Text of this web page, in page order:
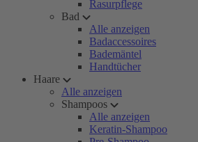
Rasurpflege
Bad
Alle anzeigen
Badaccessoires
Bademäntel
Handtücher
Haare
Alle anzeigen
Shampoos
Alle anzeigen
Keratin-Shampoo